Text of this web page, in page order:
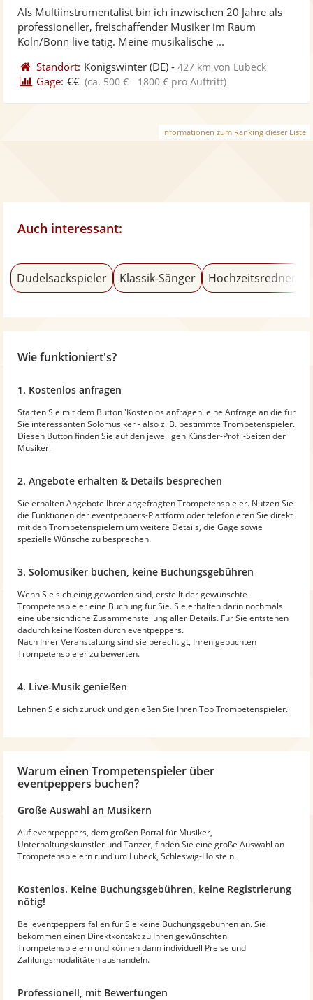
Fotos
5
Als Multiinstrumentalist bin ich inzwischen 20 Jahre als
professioneller, freischaffender Musiker im Raum
Köln/Bonn live tätig. Meine musikalische ...
Standort: Königswinter (DE) -427 km von Lübeck
Gage: €€ (ca. 500 € - 1800 € pro Auftritt)
Informationen zum Ranking dieser Liste
Auch interessant:
Dudelsackspieler Klassik-Sänger Hochzeitsredner
Wie funktioniert's?
1. Kostenlos anfragen
Starten Sie mit dem Button 'Kostenlos anfragen' eine Anfrage an die für
Sie interessanten Solomusiker - also z. B. bestimmte Trompetenspieler.
Diesen Button finden Sie auf den jeweiligen Künstler-Profil-Seiten der
Musiker.
2. Angebote erhalten & Details besprechen
Sie erhalten Angebote Ihrer angefragten Trompetenspieler. Nutzen Sie
die Funktionen der eventpeppers-Plattform oder telefonieren Sie direkt
mit den Trompetenspielern um weitere Details, die Gage sowie
spezielle Wünsche zu besprechen.
3. Solomusiker buchen, keine Buchungsgebühren
Wenn Sie sich einig geworden sind, erstellt der gewünschte
Trompetenspieler eine Buchung für Sie. Sie erhalten darin nochmals
eine übersichtliche Zusammenstellung aller Details. Für Sie entstehen
dadurch keine Kosten durch eventpeppers.
Nach Ihrer Veranstaltung sind sie berechtigt, Ihren gebuchten
Trompetenspieler zu bewerten.
4. Live-Musik genießen
Lehnen Sie sich zurück und genießen Sie Ihren Top Trompetenspieler.
Warum einen Trompetenspieler über
eventpeppers buchen?
Große Auswahl an Musikern
Auf eventpeppers, dem großen Portal für Musiker,
Unterhaltungskünstler und Tänzer, finden Sie eine große Auswahl an
Trompetenspielern rund um Lübeck, Schleswig-Holstein.
Kostenlos. Keine Buchungsgebühren, keine Registrierung
nötig!
Bei eventpeppers fallen für Sie keine Buchungsgebühren an. Sie
bekommen einen Direktkontakt zu Ihren gewünschten
Trompetenspielern und können dann individuell Preise und
Zahlungsmodalitäten aushandeln.
Professionell, mit Bewertungen